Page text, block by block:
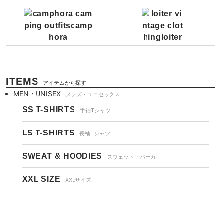
ITEMS アイテムから探す
MEN・UNISEX メンズ・ユニセックス
SS T-SHIRTS 半袖Tシャツ
LS T-SHIRTS 長袖Tシャツ
SWEAT & HOODIES スウェット・パーカ
XXL SIZE XXLサイズ